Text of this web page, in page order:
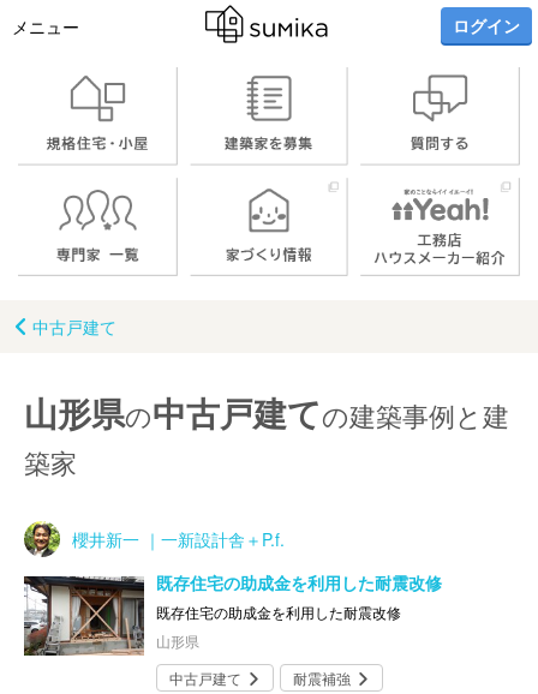
メニュー ログイン
中古戸建て
山形県の中古戸建ての建築事例と建
築家
櫻井新一 ｜一新設計舎＋P.f.
既存住宅の助成金を利用した耐震改修
既存住宅の助成金を利用した耐震改修
山形県
中古戸建て
耐震補強